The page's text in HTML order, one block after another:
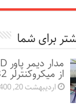
برای شما
از میکروکنترلر ATmega32
اردیبهشت 20, 1400